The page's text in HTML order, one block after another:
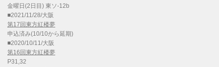
金曜日(2日目) 東ソ-12b
■2021/11/28/大阪
第17回東方紅楼夢
申込済み(10/10から延期)
■2020/10/11/大阪
第16回東方紅楼夢
P31,32